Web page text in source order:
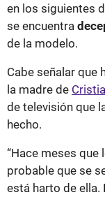
en los siguientes
se encuentra
de la modelo.
Cabe señalar que
la madre de
de televisión que
hecho.
“Hace meses que
probable que se
está harto de ella.